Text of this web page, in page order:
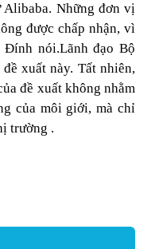
Alibaba. Những đơn vị
được chấp nhận, vì
nói.Lãnh đạo Bộ
xuất này. Tất nhiên,
đề xuất không nhằm
của môi giới, mà chỉ
trường .